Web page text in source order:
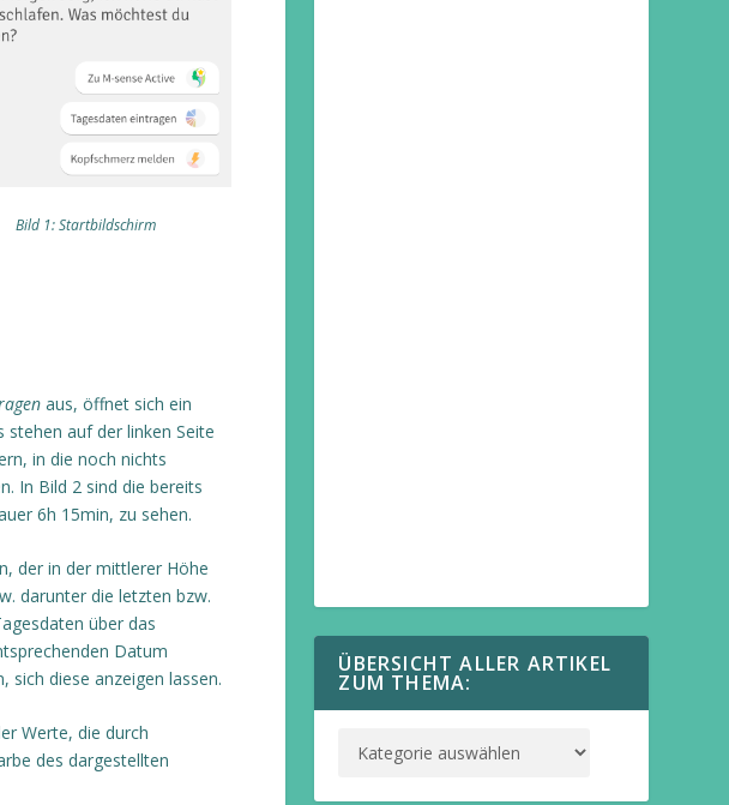
Bild 1: Startbildschirm
aus, öffnet sich ein
stehen auf der linken Seite
in die noch nichts
In Bild 2 sind die bereits
6h 15min, zu sehen.
der in der mittlerer Höhe
darunter die letzten bzw.
über das
Datum
sich diese anzeigen lassen.
Werte, die durch
des dargestellten
ÜBERSICHT ALLER ARTIKEL
ZUM THEMA: